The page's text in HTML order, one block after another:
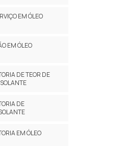
EM ÓLEO
EM ÓLEO
DE TEOR DE
DE
EM ÓLEO